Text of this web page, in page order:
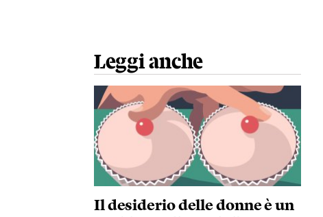
Leggi anche
Il desiderio delle donne è un